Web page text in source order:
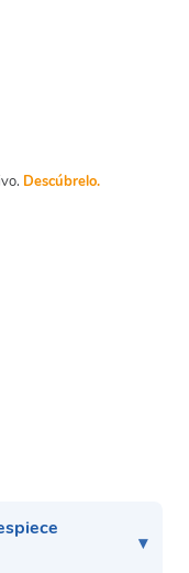
Descúbrelo.